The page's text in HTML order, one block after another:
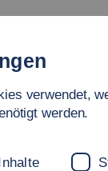
verwendet,
werden.